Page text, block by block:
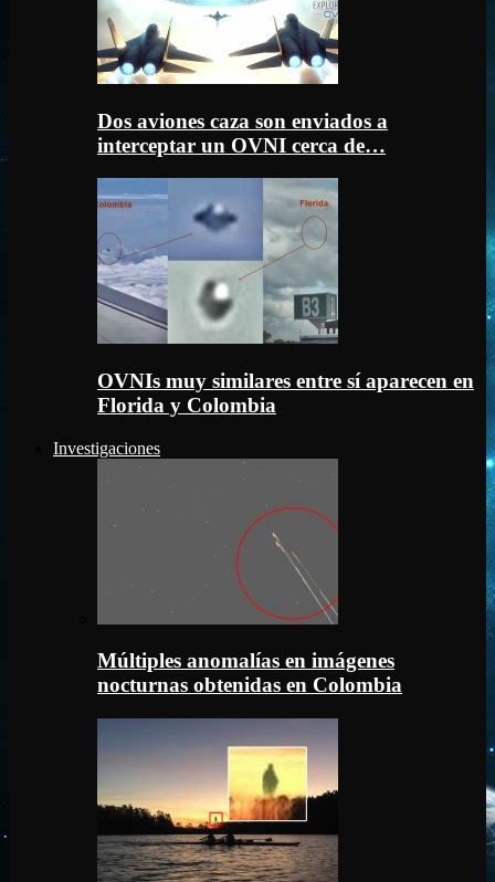
Dos aviones caza son enviados a
interceptar un OVNI cerca de…
OVNIs muy similares entre sí aparecen en
Florida y Colombia
Investigaciones
Múltiples anomalías en imágenes
nocturnas obtenidas en Colombia